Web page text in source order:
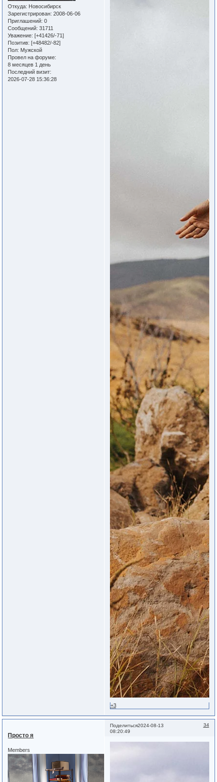
Откуда: Новосибирск
Зарегистрирован: 2008-06-06
Приглашений: 0
Сообщений: 31711
Уважение: [+41426/-71]
Позитив: [+48482/-82]
Пол: Мужской
Провел на форуме:
8 месяцев 1 день
Последний визит:
2026-07-28 15:36:28
+3
Поделиться 34
2024-08-13
08:20:49
Просто я
Members